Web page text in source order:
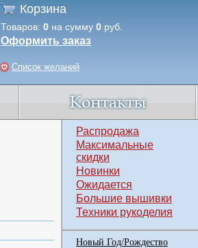
Корзина
Товаров: 0 на сумму 0 руб.
Оформить заказ
Список желаний
Распродажа
Максимальные
скидки
Новинки
Ожидается
Большие вышивки
Техники рукоделия
Новый Год/Рождество